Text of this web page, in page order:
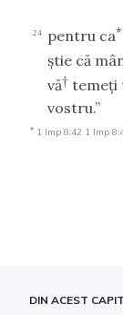
24 pentru ca*
ştie că
vă† temeţi
vostru.”
* 1 Imp 8:42 1 Imp
DIN ACEST